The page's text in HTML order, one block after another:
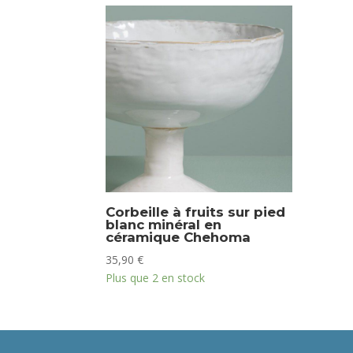
Corbeille à fruits sur pied
blanc minéral en
céramique Chehoma
35,90€
Plus que 2 en stock